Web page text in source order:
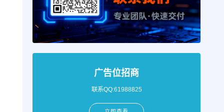
广告位招商
联系QQ:61988825